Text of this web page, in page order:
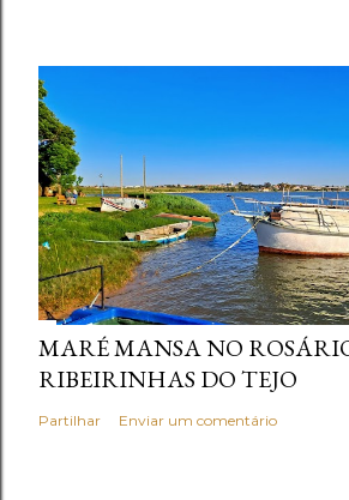
MARÉ MANSA NO
RIBEIRINHAS DO TEJO
Partilhar Enviar um comentário